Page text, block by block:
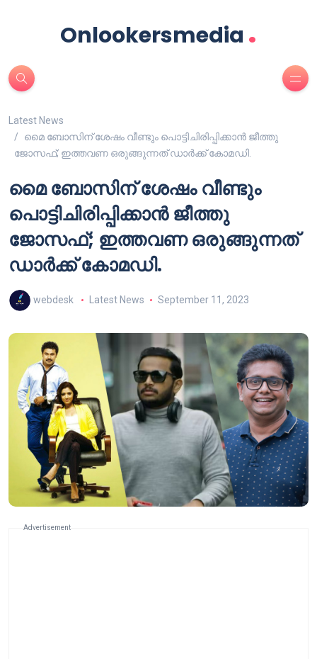
Onlookersmedia .
Latest News
മൈ ബോസിന് ശേഷം വീണ്ടും പൊട്ടിചിരിപ്പിക്കാൻ ജീത്തു
ജോസഫ്; ഇത്തവണ ഒരുങ്ങുന്നത് ഡാർക്ക് കോമഡി.
മൈ ബോസിന് ശേഷം വീണ്ടും
പൊട്ടിചിരിപ്പിക്കാൻ ജീത്തു
ജോസഫ്; ഇത്തവണ ഒരുങ്ങുന്നത്
ഡാർക്ക് കോമഡി.
webdesk Latest News September 11, 2023
Advertisement